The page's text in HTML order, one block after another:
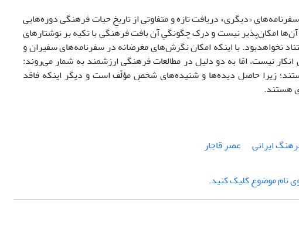
«دیگری» دریافت تازه و متفاوتی از تاریخِ حیات فرهنگی دوره‌هایی
امکان‌پذیر نیست و درک چگونگیِ آن بافت فرهنگی با تکیه بر نوشتارهای
نخواهدبود. با اینکه امکان نگرش‌های مغرضانه در سفرنامه‌های سفیران و
انکار نیست، امّا به دو دلیل در مطالعات فرهنگی ارزشمند به شمار می‌روند:
زیرا حاصل دیده‌ها و شنیده‌های شخصِ مؤلّف است و دیگر اینکه فاقد
هستند.
ایرانی
عصر قاجار
نام موضوع کلیک کنید.